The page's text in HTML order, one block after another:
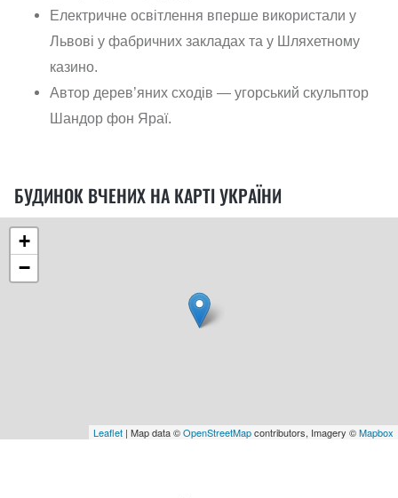
Електричне освітлення вперше використали у
Львові у фабричних закладах та у Шляхетному
казино.
Автор дерев’яних сходів — угорський скульптор
Шандор фон Яраї.
БУДИНОК ВЧЕНИХ НА КАРТІ УКРАЇНИ
+
−
Leaflet | Map data ©OpenStreetMapcontributors, Imagery ©Mapbox